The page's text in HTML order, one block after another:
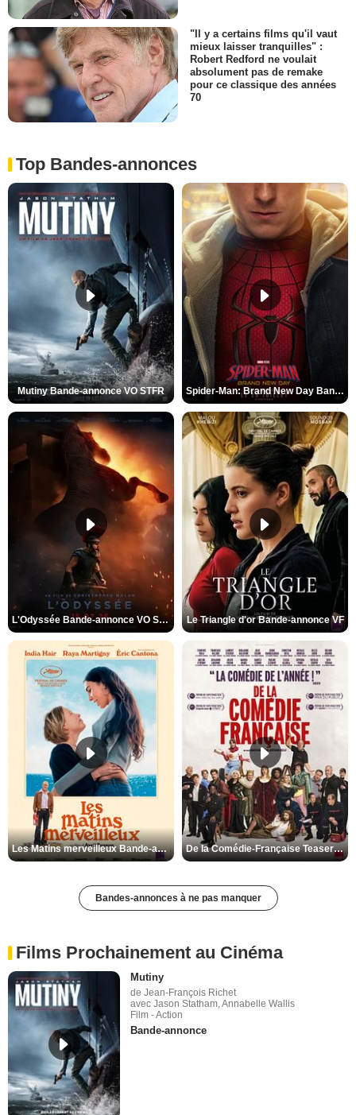
"Il y a certains films qu'il vaut
mieux laisser tranquilles" :
Robert Redford ne voulait
absolument pas de remake
pour ce classique des années
70
Top Bandes-annonces
Mutiny Bande-annonce VO STFR Spider-Man: Brand New Day Bande-annonce VO STFR
L'Odyssée Bande-annonce VO STFR Le Triangle d'or Bande-annonce VF
Les Matins merveilleux Bande-annonce VF De la Comédie-Française Teaser VF
Bandes-annonces à ne pas manquer
Films Prochainement au Cinéma
Mutiny
de Jean-François Richet
avec Jason Statham, Annabelle Wallis
Film - Action
Bande-annonce